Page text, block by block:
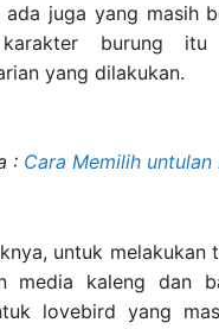
ada juga yang masih
karakter burung
yang dilakukan.
: Cara Memilih
untuk melakukan
media kaleng dan
lovebird yang